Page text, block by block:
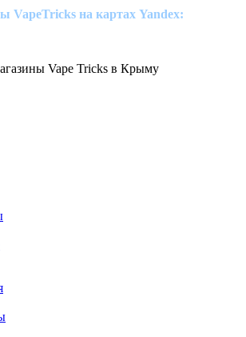
VapeTricks на картах Yandex: